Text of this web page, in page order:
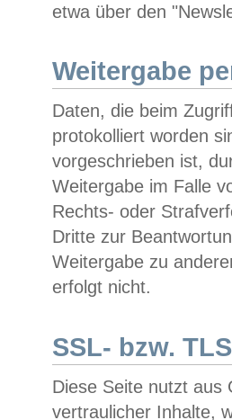
etwa über den
Weitergabe
Daten, die beim
protokolliert worden
vorgeschrieben ist,
Weitergabe im Falle
Rechts- oder
Dritte zur
Weitergabe zu
erfolgt nicht.
SSL- bzw.
Diese Seite nutzt aus
vertraulicher Inhalte,